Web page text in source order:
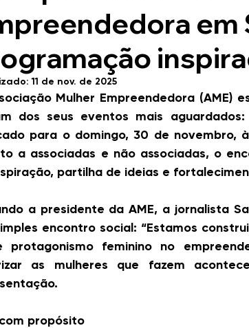
em
11 de nov. de 2025
Mulher Empreendedora (AME)
dos seus eventos mais
para o domingo, 30 de novembro,
a associadas e não associadas, o
partilha de ideias e
a presidente da AME, a jornalista
encontro social: “Estamos
protagonismo feminino no
as mulheres que fazem
propósito